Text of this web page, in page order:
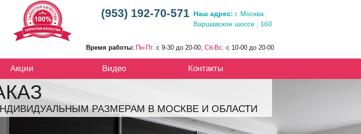
(953) 192-70-571 Наш адрес: г. Москва
Варшавское шоссе , 160
Время работы: Пн-Пт. с 9-30 до 20-00, Сб-Вс. с 10-00 до 20-00
Акции Видео Контакты
РАЗМЕРАМ В МОСКВЕ И ОБЛАСТИ